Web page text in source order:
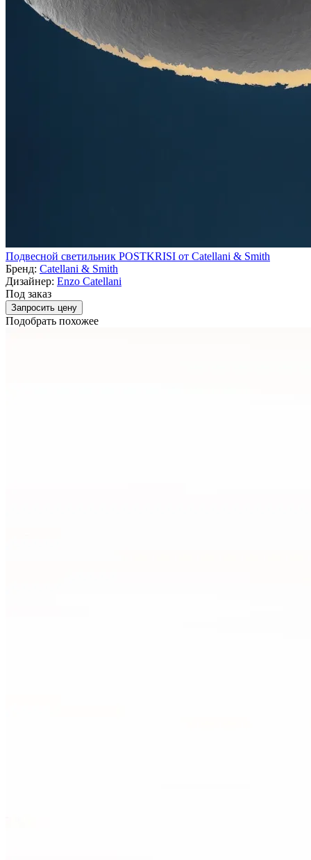
Подвесной светильник POSTKRISI от Catellani & Smith
Бренд: Catellani & Smith
Дизайнер: Enzo Catellani
Под заказ
Запросить цену
Подобрать похожее